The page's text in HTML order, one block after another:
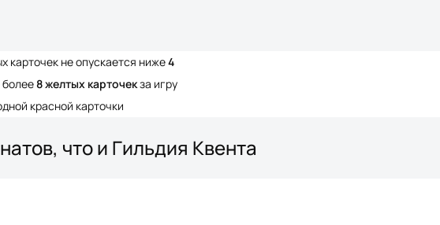
карточек не опускается ниже4
8желтых карточекза игру
красной карточки
что и Гильдия Квента